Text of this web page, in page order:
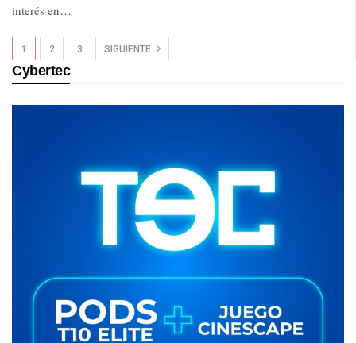
interés en…
1 2 3 SIGUIENTE
Cybertec